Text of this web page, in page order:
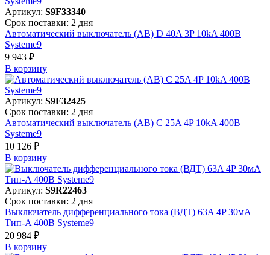
Артикул: S9F33340
Срок поставки: 2 дня
Автоматический выключатель (АВ) D 40A 3P 10kA 400В
Systeme9
9 943 ₽
В корзинy
Артикул: S9F32425
Срок поставки: 2 дня
Автоматический выключатель (АВ) C 25A 4P 10kA 400В
Systeme9
10 126 ₽
В корзинy
Артикул: S9R22463
Срок поставки: 2 дня
Выключатель дифференциального тока (ВДТ) 63A 4P 30мА
Тип-A 400В Systeme9
20 984 ₽
В корзинy